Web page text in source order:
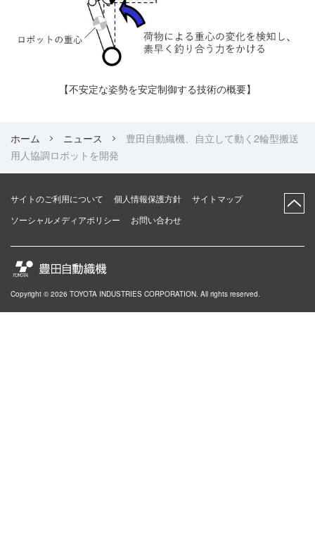
【不安定な姿勢を安定制御する技術の概要】
ホーム ニュース
豊田自動織機、自立して動く2輪型搬送
用人協調ロボットを開発
サイトのご利用について 個人情報保護方針
サイトマップ
ソーシャルメディアポリシー
お問い合わせ
Copyright © 2026 TOYOTA INDUSTRIES CORPORATION. All rights reserved.